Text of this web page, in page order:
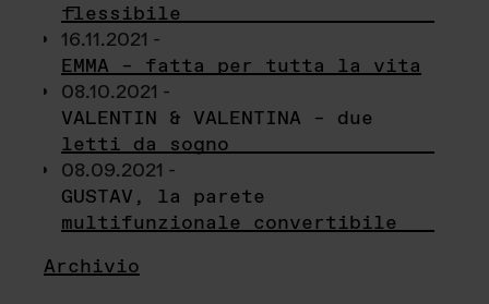
flessibile
16.11.2021 -
EMMA – fatta per tutta la vita
08.10.2021 -
VALENTIN & VALENTINA – due
letti da sogno
08.09.2021 -
GUSTAV, la parete
multifunzionale convertibile
Archivio